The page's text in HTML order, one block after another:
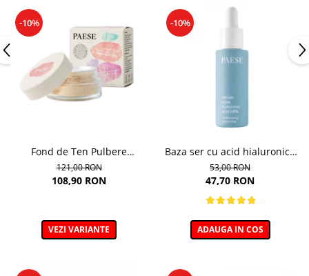
-10%
Fond de Ten Pulbere
Iluminator 7g
121,00 RON
108,90 RON
VEZI VARIANTE
-10%
Baza ser cu acid hialuronic -
30ml
53,00 RON
47,70 RON
ADAUGA IN COS